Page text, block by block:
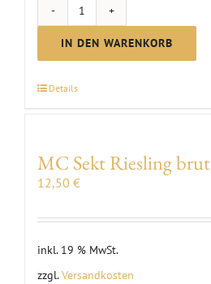
MC
Pinot
brut
IN DEN WARENKORB
Details
MC Sekt Riesling brut
12,50 €
inkl. 19 % MwSt.
zzgl.Versandkosten